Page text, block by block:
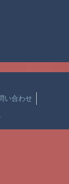
い合わせ